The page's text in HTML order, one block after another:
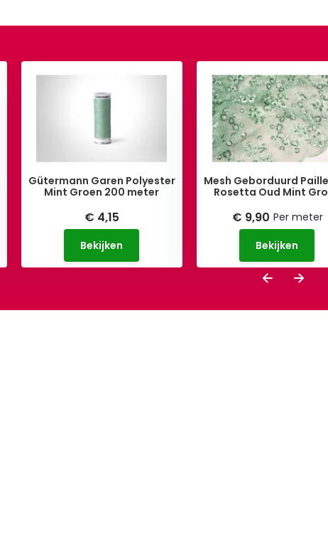
Gütermann Garen Polyester
Mint Groen 200 meter
€ 4,15
Bekijken
Mesh Geborduurd
Rosetta Oud Mint
€ 9,90 Per meter
Bekijken